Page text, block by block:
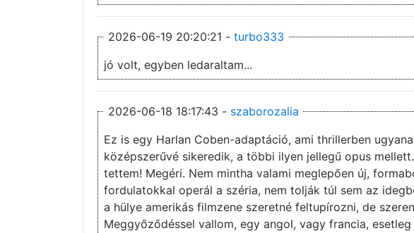
2026-06-19 20:20:21 - turbo333
jó volt, egyben ledaraltam...
2026-06-18 18:17:43 - szaborozalia
Ez is egy Harlan Coben-adaptáció, ami thrillerben
középszerűvé sikeredik, a többi ilyen jellegű opus
tettem! Megéri. Nem mintha valami meglepően új,
fordulatokkal operál a széria, nem tolják túl sem az
a hülye amerikás filmzene szeretné feltupírozni, de
Meggyőződéssel vallom, egy angol, vagy francia,